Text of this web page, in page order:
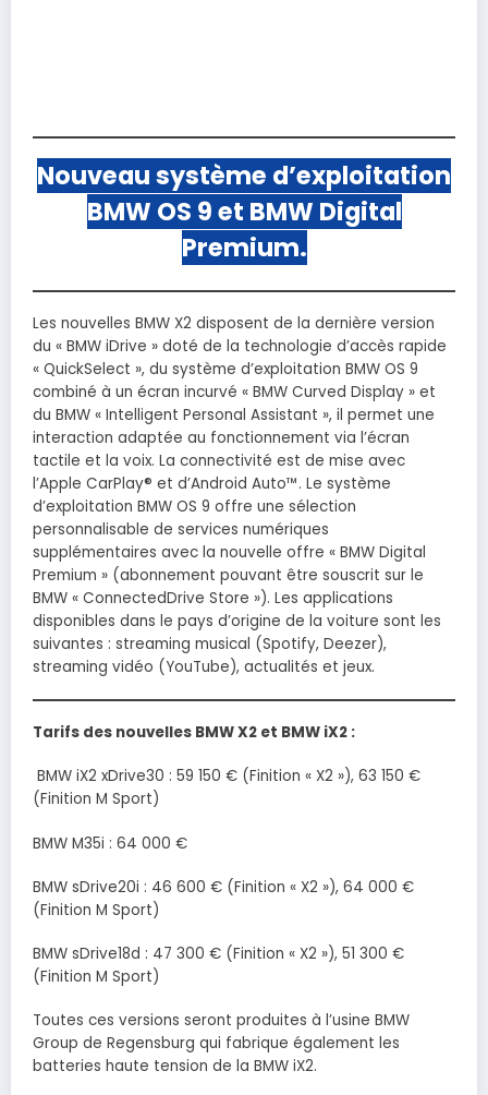
Nouveau système d’exploitation
BMW OS 9 et BMW Digital
Premium.
Les nouvelles BMW X2 disposent de la dernière version
du « BMW iDrive » doté de la technologie d’accès rapide
« QuickSelect », du système d’exploitation BMW OS 9
combiné à un écran incurvé « BMW Curved Display » et
du BMW « Intelligent Personal Assistant », il permet une
interaction adaptée au fonctionnement via l’écran
tactile et la voix. La connectivité est de mise avec
l’Apple CarPlay® et d’Android Auto™. Le système
d’exploitation BMW OS 9 offre une sélection
personnalisable de services numériques
supplémentaires avec la nouvelle offre « BMW Digital
Premium » (abonnement pouvant être souscrit sur le
BMW « ConnectedDrive Store »). Les applications
disponibles dans le pays d’origine de la voiture sont les
suivantes : streaming musical (Spotify, Deezer),
streaming vidéo (YouTube), actualités et jeux.
Tarifs des nouvelles BMW X2 et BMW iX2 :
BMW iX2 xDrive30 : 59 150 € (Finition « X2 »), 63 150 €
(Finition M Sport)
BMW M35i : 64 000 €
BMW sDrive20i : 46 600 € (Finition « X2 »), 64 000 €
(Finition M Sport)
BMW sDrive18d : 47 300 € (Finition « X2 »), 51 300 €
(Finition M Sport)
Toutes ces versions seront produites à l’usine BMW
Group de Regensburg qui fabrique également les
batteries haute tension de la BMW iX2.